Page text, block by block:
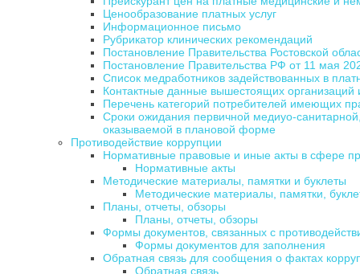
Ценообразование платных услуг
Информационное письмо
Рубрикатор клинических рекомендаций
Постановление Правительства Ростовской
Постановление Правительства РФ от 11 мая
Список медработников задействованных в
Контактные данные вышестоящих организаций
Перечень категорий потребителей имеющих
Сроки ожидания первичной медиуо-
оказываемой в плановой форме
Противодействие коррупции
Нормативные правовые и иные акты в сфере
Нормативные акты
Методические материалы, памятки и буклеты
Методические материалы, памятки,
Планы, отчеты, обзоры
Планы, отчеты, обзоры
Формы документов, связанных с
Формы документов для заполнения
Обратная связь для сообщения о фактах
Обратная связь